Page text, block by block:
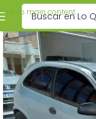
Skip to main content